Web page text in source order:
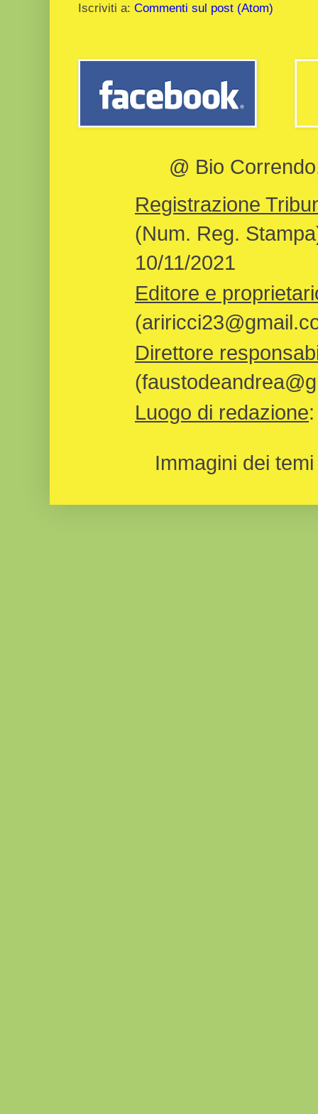
Iscriviti a: Commenti sul post (Atom)
@ Bio
Registrazione
(Num. Reg.
10/11/2021
Editore e
Direttore
Luogo di redazione
Immagini dei